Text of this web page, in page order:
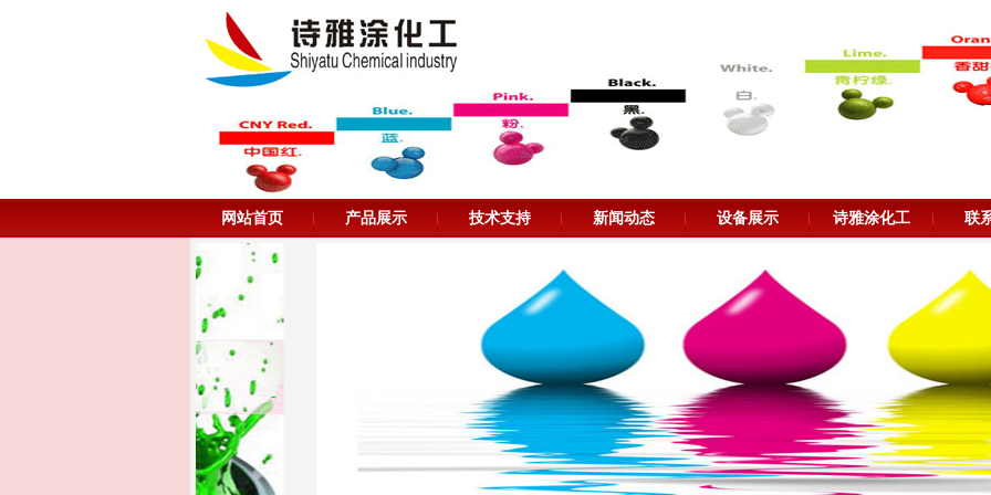
网站首页 产品展示 技术支持 新闻动态 设备展示 诗雅涂化工 联